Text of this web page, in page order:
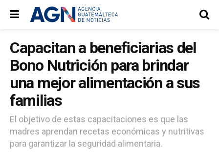
Capacitan a beneficiarias del
Bono Nutrición para brindar
una mejor alimentación a sus
familias
El objetivo de estas capacitaciones es que las
madres aprendan recetas económicas y nutritivas
para garantizar la seguridad alimentaria.